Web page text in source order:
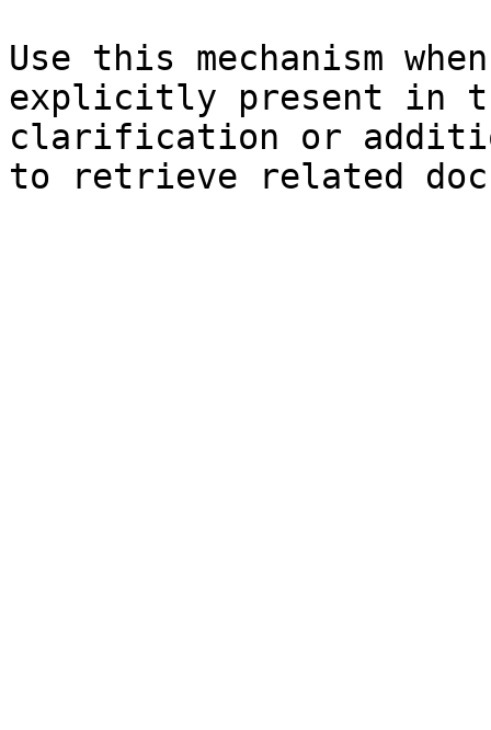
Use this mechanism
explicitly present in
clarification or